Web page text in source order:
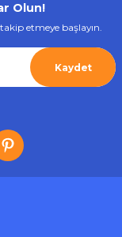
Olun!
etmeye başlayın.
Kaydet